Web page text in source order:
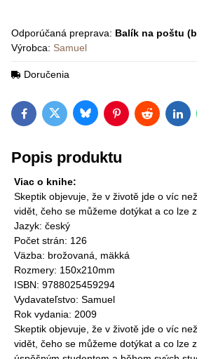
Balík na poštu
Výrobca: Samuel
Doručenia
FacebookTwitterBlueskyPinterestReddit
Popis produktu
Viac o knihe:
Skeptik objevuje, že v životě jde o víc
vidět, čeho se můžeme dotýkat a co lze
Jazyk: český
Počet strán: 126
Väzba: brožovaná, mäkká
Rozmery: 150x210mm
ISBN: 9788025459294
Vydavateľstvo: Samuel
Rok vydania: 2009
Skeptik objevuje, že v životě jde o víc
vidět, čeho se můžeme dotýkat a co lze